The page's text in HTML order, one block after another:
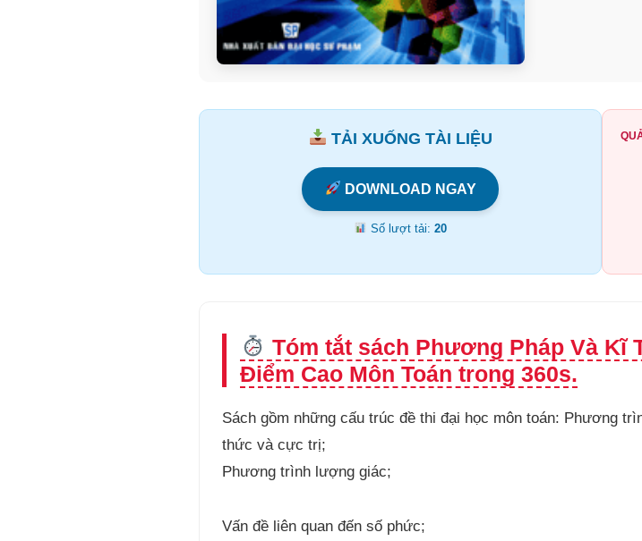
TẢI XUỐNG TÀI LIỆU
DOWNLOAD NGAY
Số lượt tải: 20
Tóm tắt sách Phương Pháp Và Kĩ
Điểm Cao Môn Toán trong 360s.
Sách gồm những cấu trúc đề thi đại học môn toán: Phương
thức và cực trị;
Phương trình lượng giác;
Vấn đề liên quan đến số phức;